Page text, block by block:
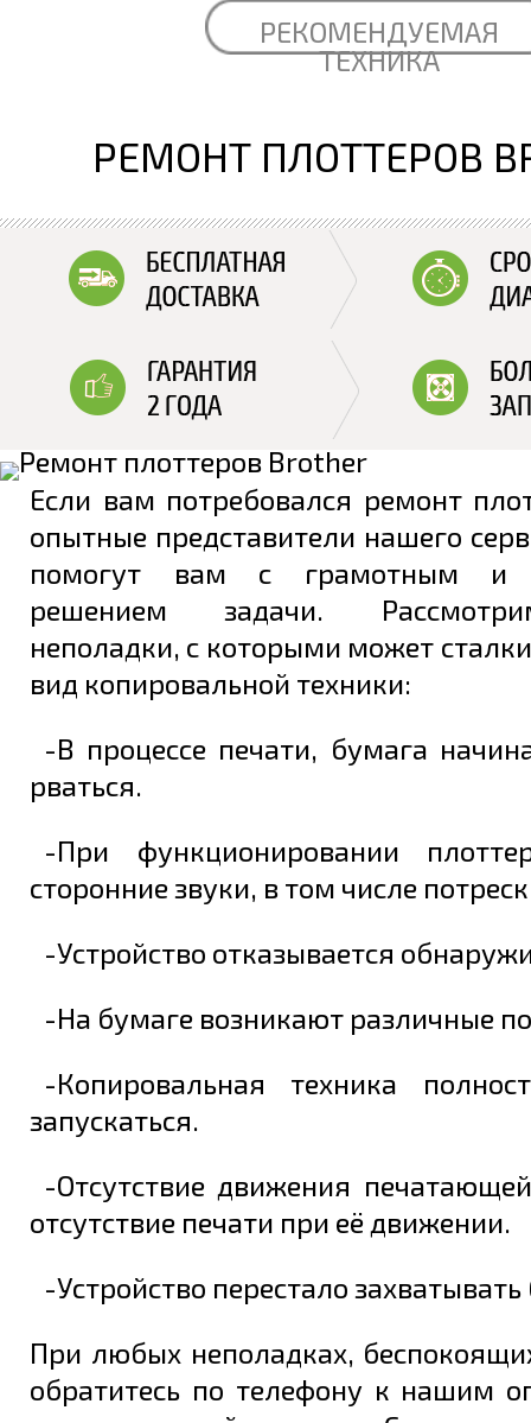
РЕКОМЕНДУЕМАЯ
ТЕХНИКА
РЕМОНТ ПЛОТТЕРОВ
Если вам потребовался ремонт
опытные представители нашего
помогут вам с грамотным и
решением задачи.
неполадки, с которыми может
вид копировальной техники:
-В процессе печати, бумага
рваться.
-При функционировании
сторонние звуки, в том числе
-Устройство отказывается
-На бумаге возникают различные
-Копировальная техника
запускаться.
-Отсутствие движения
отсутствие печати при её движении.
-Устройство перестало
При любых неполадках,
обратитесь по телефону к нашим